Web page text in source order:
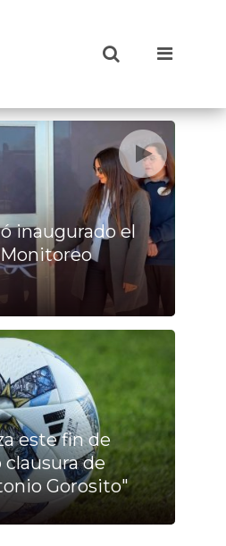
inaugurado el
este fin de
de
Gorosito"